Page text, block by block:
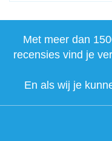
Met meer dan
recensies vind je
En als wij je